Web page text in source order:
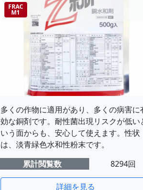
FRAC
M1
多くの作物に適用があり、多くの病害に
効な銅剤です。耐性菌出現リスクが低い
いう面からも、安心して使えます。性状
は、淡青緑色水和性粉末です。
累計閲覧数
8294回
詳細を見る